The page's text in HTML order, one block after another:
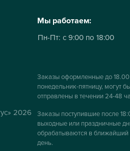
2026
Мы работаем:
Пн-Пт: с 9:00 по 18:00
Заказы оформленные до
понедельник-пятницу, могут
отправлены в течении 24-48
Заказы поступившие после
выходные или праздничные
обрабатываются в ближайший
день.